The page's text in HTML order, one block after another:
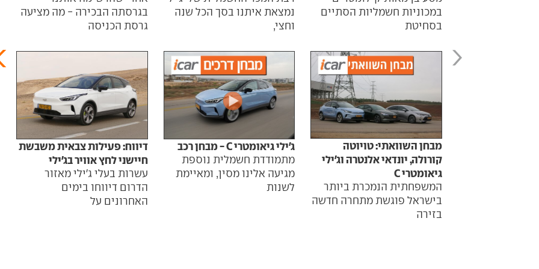
במכוניות חשמליות הסתיים
בסחיטת
נמצאת איתנו בסך הכל שנה
וחצי,
בגרסתה הבכירה - מה מציעה
גרסת הכניסה
מבחן השוואתי: טויוטה
קורולה, יונדאי אלנטרה וג'ילי
גיאומטרי C
המשפחתית הנמכרת ביותר
בישראל פוגשת מתחרה חדשה
בזירה
ג'ילי גיאומטרי C - מבחן רכב
מתמודדת חשמלית נוספת
מגיעה אלינו מסין, ומאיימת
לשנות
דיווח: פעילות צבאית משבשת
חיישני לחץ אוויר בג'ילי
עשרות בעלי ג'ילי מאזור
הדרום דיווחו בימים
האחרונים על